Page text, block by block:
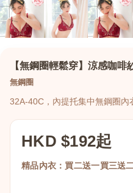
【無鋼圈輕鬆穿】涼感咖啡
無鋼圈
32A-40C，內提托集中無鋼圈內
HKD $192起
精品內衣：買二送一買三送